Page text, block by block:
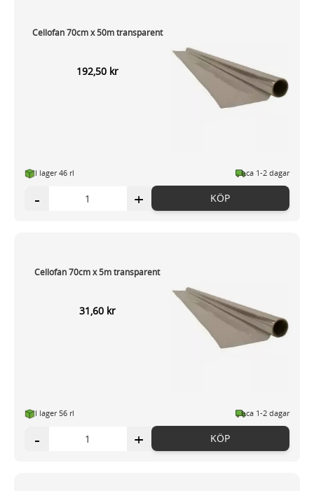
Cellofan 70cm x 50m transparent
192,50 kr
I lager 46 rl ca 1-2 dagar
- + KÖP
Cellofan 70cm x 5m transparent
31,60 kr
I lager 56 rl ca 1-2 dagar
- + KÖP